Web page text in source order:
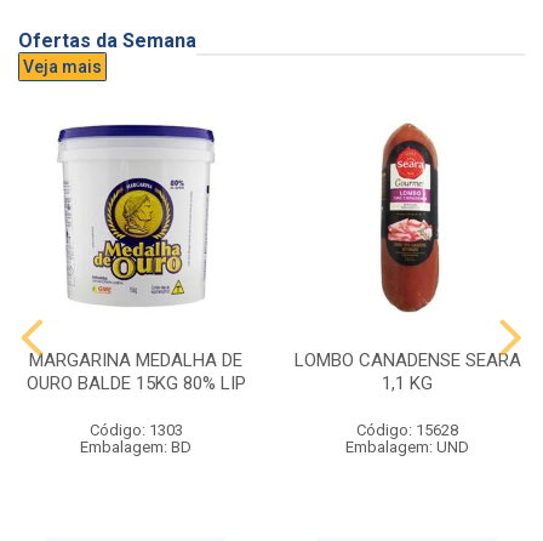
Ofertas da Semana
Veja mais
MARGARINA MEDALHA DE
OURO BALDE 15KG 80% LIP
Código: 1303
Embalagem: BD
LOMBO CANADENSE SEARA
1,1 KG
Código: 15628
Embalagem: UND